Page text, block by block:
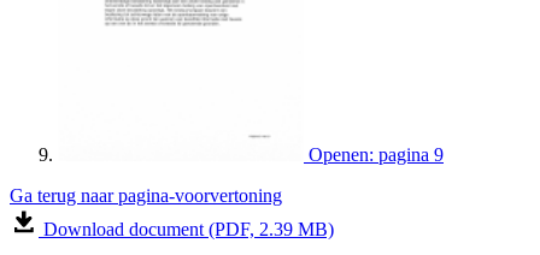
Openen: pagina 9
Ga terug naar pagina-voorvertoning
Download document (PDF, 2.39 MB)